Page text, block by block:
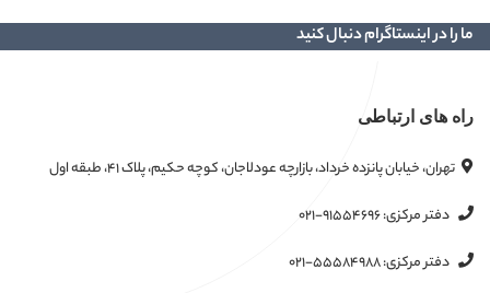
ما را در اینستاگرام دنبال کنید
راه های ارتباطی
تهران، خیابان پانزده خرداد، بازارچه عودلاجان، کوچه حکیم، پلاک ۴۱، طبقه اول
دفتر مرکزی:۰۲۱-۹۱۵۵۴۶۹۶
دفتر مرکزی:۰۲۱-۵۵۵۸۴۹۸۸